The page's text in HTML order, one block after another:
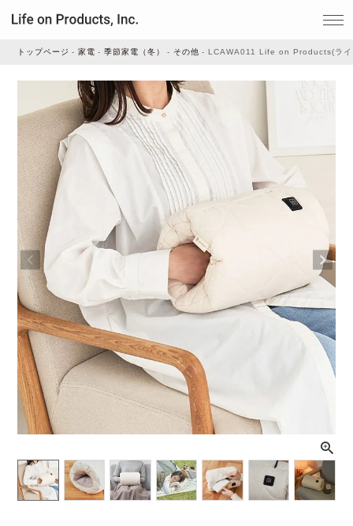
家電
家事・生活雑貨
ルームフレグランス
ビューティー
デジタル雑貨
ライト・シーリングファン
アクセサリー・消耗品
アウトレット
トップページ 家電 季節家電（冬） その他 LCAWA011 Life on Products(ライ